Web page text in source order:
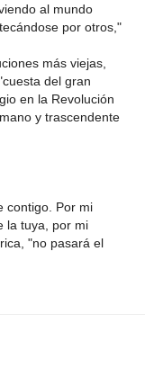
al mundo
por otros,"
más viejas,
del gran
en la Revolución
y trascendente
contigo. Por mi
la tuya, por mi
"no pasará el